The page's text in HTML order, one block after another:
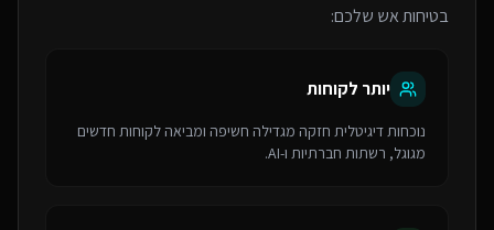
בטיחות אש שלכם:
יותר לקוחות
נוכחות דיגיטלית חזקה מגדילה חשיפה ומביאה לקוחות חדשים
מגוגל, רשתות חברתיות ו-AI.